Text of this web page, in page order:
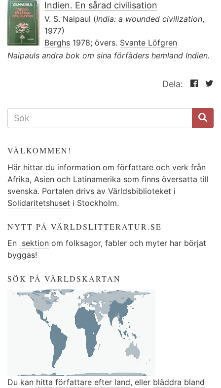
Indien. En sårad civilisation
V. S. Naipaul (India: a wounded civilization,
1977)
Berghs 1978; övers. Svante Löfgren
Naipauls andra bok om sina förfäders hemland Indien.
Dela:
SÖKFORMULÄR
VÄLKOMMEN!
Här hittar du information om författare och verk från
Afrika, Asien och Latinamerika som finns översatta till
svenska. Portalen drivs av Världsbiblioteket i
Solidaritetshuset i Stockholm.
NYTT PÅ VÄRLDSLITTERATUR.SE
En sektion om folksagor, fabler och myter har börjat
byggas!
SÖK PÅ VÄRLDSKARTAN
Du kan hitta författare efter land, eller bläddra bland